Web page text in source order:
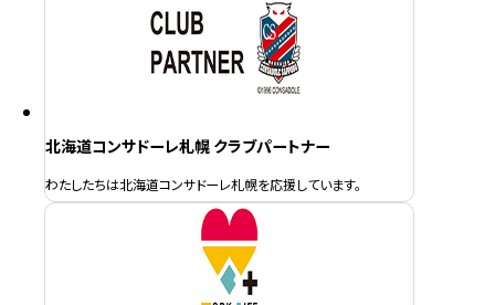
北海道コンサドーレ札幌 クラブパートナー
わたしたちは北海道コンサドーレ札幌を応援しています。